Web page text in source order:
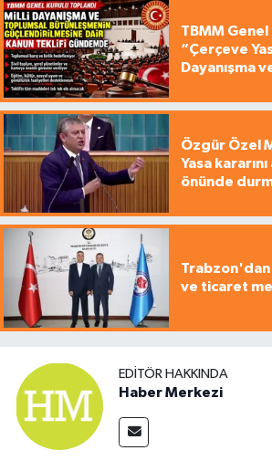
TBMM Genel
“Çerçeve
Dayanışma
Özgür Özel
Yasa kararını
önünde
ve ticaret
EDITÖR HAKKINDA
Haber Merkezi